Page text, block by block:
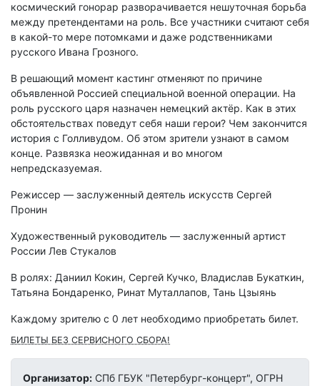
космический гонорар разворачивается нешуточная борьба
между претендентами на роль. Все участники считают себя
в какой-то мере потомками и даже родственниками
русского Ивана Грозного.
В решающий момент кастинг отменяют по причине
объявленной Россией специальной военной операции. На
роль русского царя назначен немецкий актёр. Как в этих
обстоятельствах поведут себя наши герои? Чем закончится
история с Голливудом. Об этом зрители узнают в самом
конце. Развязка неожиданная и во многом
непредсказуемая.
Режиссер — заслуженный деятель искусств Сергей
Пронин
Художественный руководитель — заслуженный артист
России Лев Стукалов
В ролях: Даниил Кокин, Сергей Кучко, Владислав Букаткин,
Татьяна Бондаренко, Ринат Муталлапов, Тань Цзыянь
Каждому зрителю c 0 лет необходимо приобретать билет.
БИЛЕТЫ БЕЗ СЕРВИСНОГО СБОРА!
Организатор: СПб ГБУК "Петербург-концерт", ОГРН